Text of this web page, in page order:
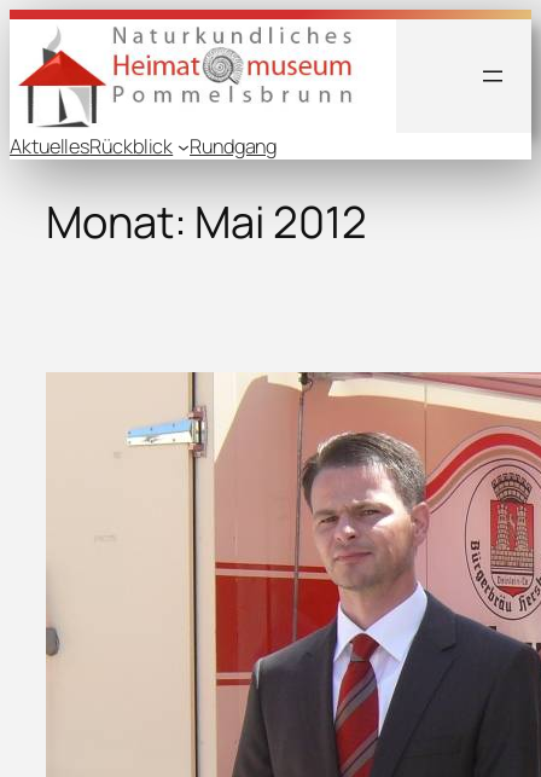
Zum
Inhalt
springen
AktuellesRückblick Rundgang
Monat: Mai 2012